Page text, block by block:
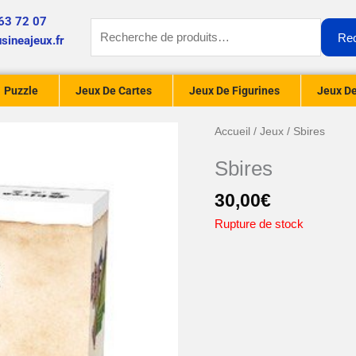
72 07
pour :
Puzzle Jeux De Cartes Jeux De Figurines Jeux
Accueil /Jeux / Sbires
Sbires
30,00€
Rupture de stock